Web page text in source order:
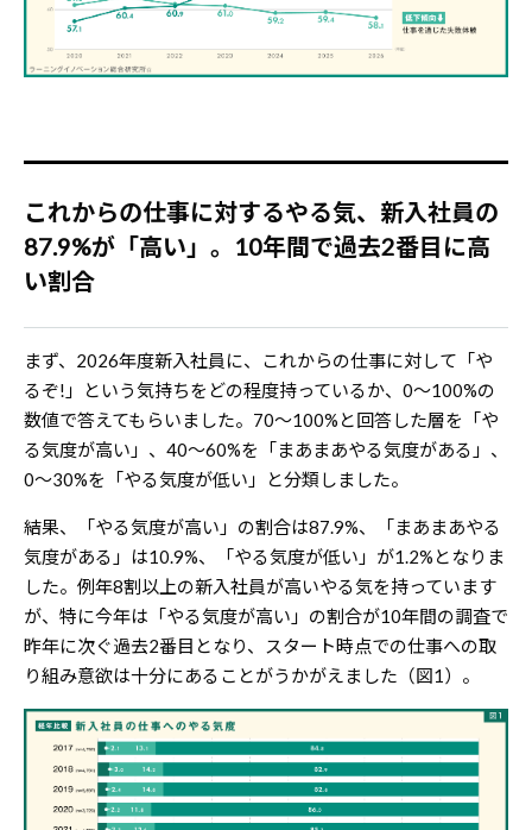
これからの仕事に対するやる気、新入社員の
87.9%が「高い」。10年間で過去2番目に高
い割合
まず、2026年度新入社員に、これからの仕事に対して「や
るぞ!」という気持ちをどの程度持っているか、0～100%の
数値で答えてもらいました。70～100%と回答した層を「や
る気度が高い」、40～60%を「まあまあやる気度がある」、
0～30%を「やる気度が低い」と分類しました。
結果、「やる気度が高い」の割合は87.9%、「まあまあやる
気度がある」は10.9%、「やる気度が低い」が1.2%となりま
した。例年8割以上の新入社員が高いやる気を持っています
が、特に今年は「やる気度が高い」の割合が10年間の調査で
昨年に次ぐ過去2番目となり、スタート時点での仕事への取
り組み意欲は十分にあることがうかがえました（図1）。